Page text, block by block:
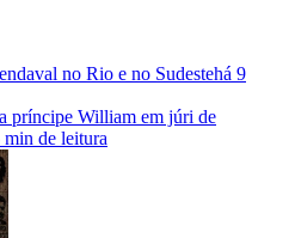
no Rio e no Sudestehá 9
príncipe William em júri de
min de leitura